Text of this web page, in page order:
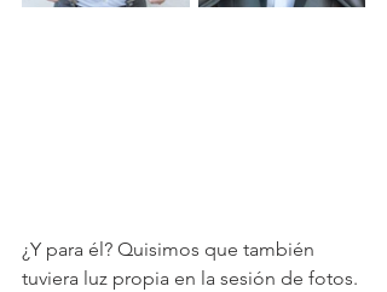
¿Y para él? Quisimos que también
tuviera luz propia en la sesión de fotos.